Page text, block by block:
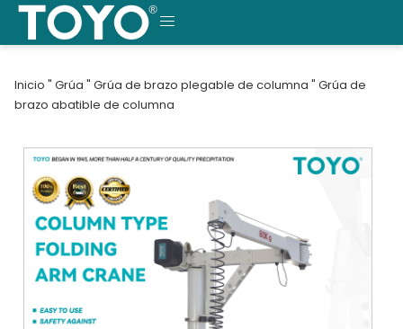
Saltar
contenido
MENÚ
Inicio " Grúa " Grúa de brazo plegable de columna " Grúa de
brazo abatible de columna